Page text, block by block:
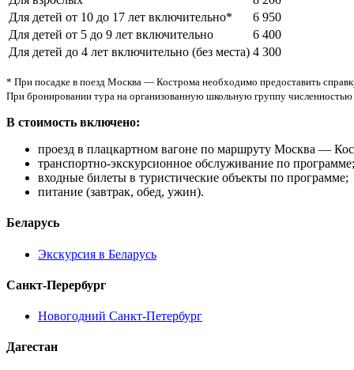
Для детей от 10 до 17 лет включительно*
6 950
Для детей от 5 до 9 лет включительно
6 400
Для детей до 4 лет включительно (без места) 4 300
* При посадке в поезд Москва — Кострома необходимо предоставить
При бронировании тура на организованную школьную группу численностью
В стоимость включено:
проезд в плацкартном вагоне по маршруту Москва —
транспортно-экскурсионное обслуживание по программе;
входные билеты в туристические объекты по программе;
питание (завтрак, обед, ужин).
Беларусь
Экскурсия в Беларусь
Санкт-Перербург
Новогодний Санкт-Петербург
Дагестан